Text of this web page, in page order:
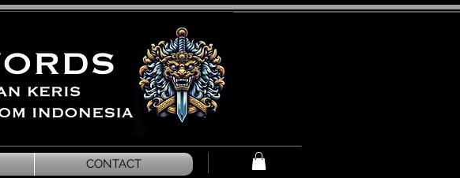
CONTACT